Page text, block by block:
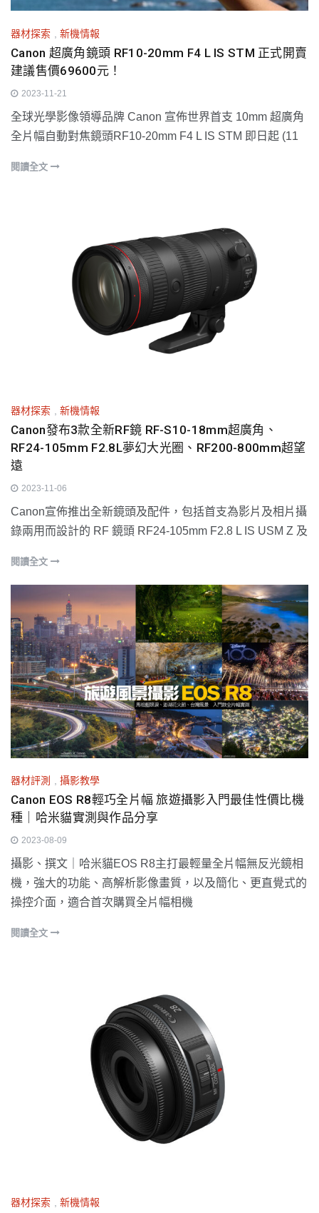
器材探索 新機情報
Canon 超廣角鏡頭 RF10-20mm F4 L IS STM 正式開賣
建議售價69600元！
2023-11-21
全球光學影像領導品牌 Canon 宣佈世界首支 10mm 超廣角
全片幅自動對焦鏡頭RF10-20mm F4 L IS STM 即日起 (11
閱讀全文
器材探索 , 新機情報
Canon發布3款全新RF鏡 RF-S10-18mm超廣角、
RF24-105mm F2.8L夢幻大光圈、RF200-800mm超望
遠
2023-11-06
Canon宣佈推出全新鏡頭及配件，包括首支為影片及相片攝
錄兩用而設計的 RF 鏡頭 RF24-105mm F2.8 L IS USM Z 及
閱讀全文
器材評測 攝影教學
Canon EOS R8輕巧全片幅 旅遊攝影入門最佳性價比機
種｜哈米貓實測與作品分享
2023-08-09
攝影、撰文｜哈米貓EOS R8主打最輕量全片幅無反光鏡相
機，強大的功能、高解析影像畫質，以及簡化、更直覺式的
操控介面，適合首次購買全片幅相機
閱讀全文
器材探索 新機情報